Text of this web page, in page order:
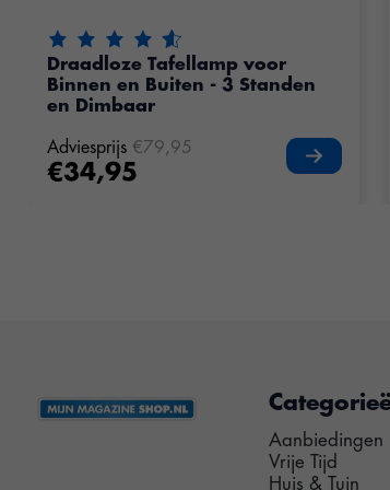
De beoordeling van dit product is
Draadloze Tafellamp voor
Binnen en Buiten - 3 Standen
en Dimbaar
Adviesprijs €79,95
€34,95
Aanbiedingen
Vrije Tijd
Huis & Tuin